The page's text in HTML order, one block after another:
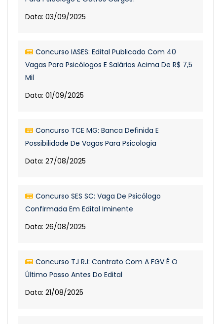
Data: 03/09/2025
Concurso IASES: Edital Publicado Com 40
Vagas Para Psicólogos E Salários Acima De R$ 7,5
Mil
Data: 01/09/2025
Concurso TCE MG: Banca Definida E
Possibilidade De Vagas Para Psicologia
Data: 27/08/2025
Concurso SES SC: Vaga De Psicólogo
Confirmada Em Edital Iminente
Data: 26/08/2025
Concurso TJ RJ: Contrato Com A FGV É O
Último Passo Antes Do Edital
Data: 21/08/2025